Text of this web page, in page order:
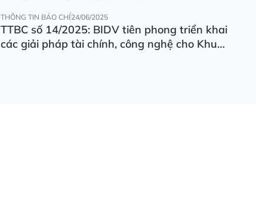
THÔNG TIN BÁO CHÍ24/06/2025
TTBC số 14/2025: BIDV tiên phong triển khai
các giải pháp tài chính, công nghệ cho Khu